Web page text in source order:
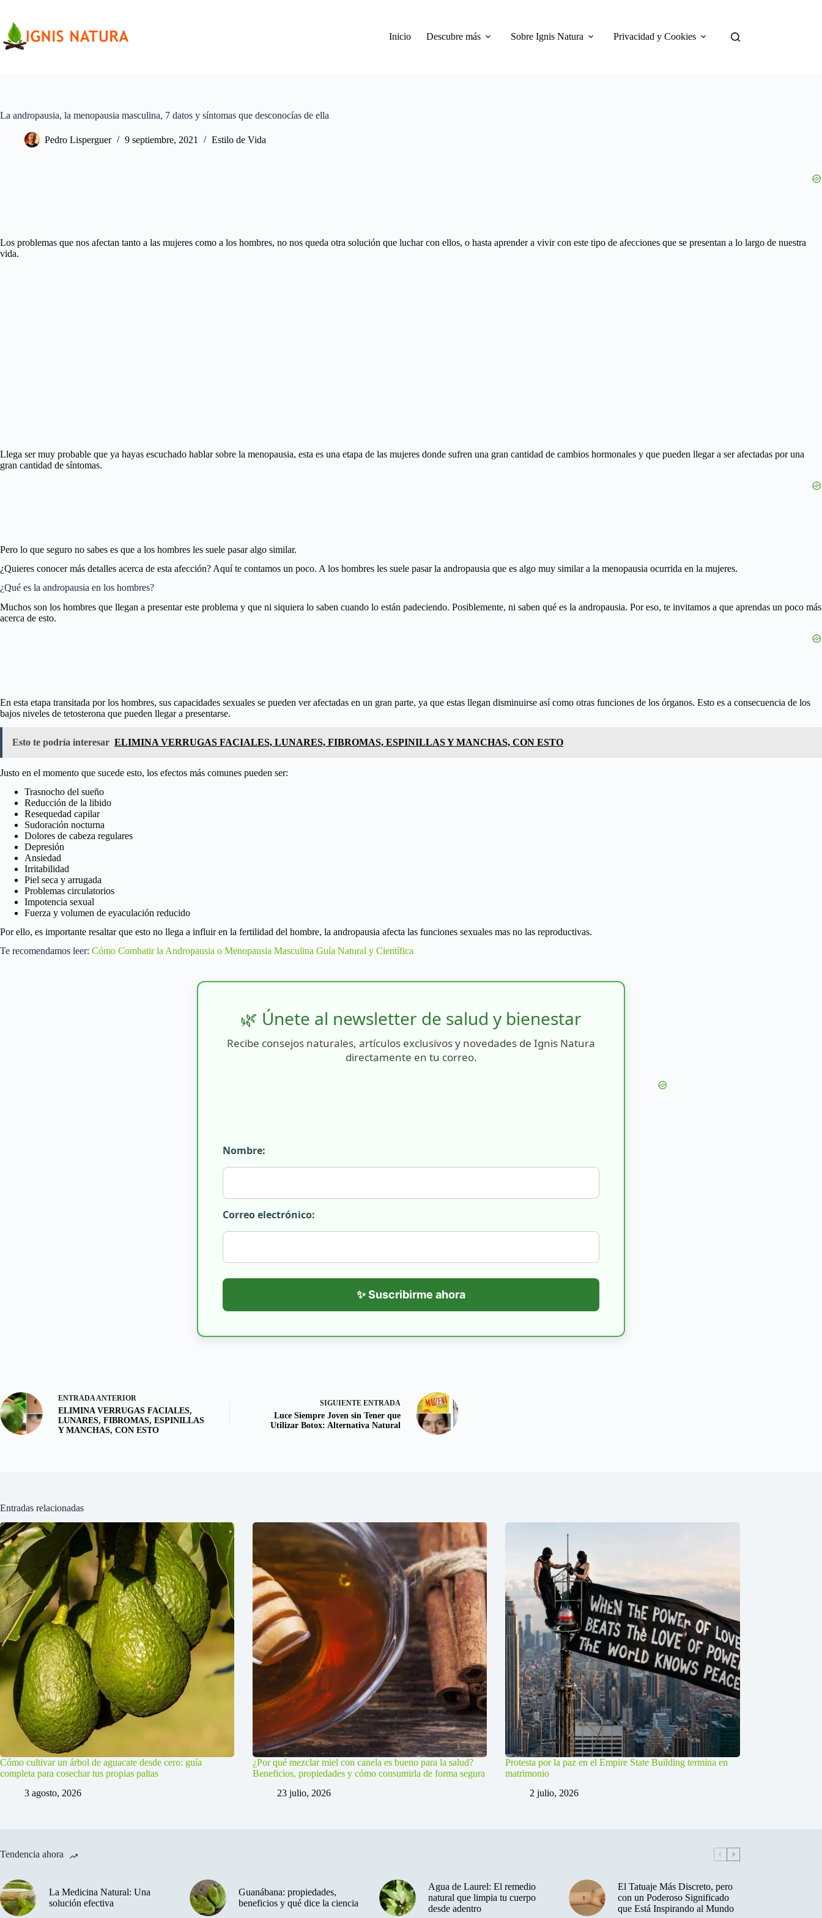
contenido
Inicio
Descubre más Sobre Ignis Natura Privacidad y Cookies
La andropausia, la menopausia masculina, 7 datos y síntomas que desconocías de ella
Pedro Lisperguer 9 septiembre, 2021 Estilo de Vida
Los problemas que nos afectan tanto a las mujeres como a los hombres, no nos queda otra solución que luchar con ellos, o hasta aprender a vivir con este tipo de afecciones que se presentan a lo largo de nuestra
vida.
Llega ser muy probable que ya hayas escuchado hablar sobre la menopausia, esta es una etapa de las mujeres donde sufren una gran cantidad de cambios hormonales y que pueden llegar a ser afectadas por una
gran cantidad de síntomas.
Pero lo que seguro no sabes es que a los hombres les suele pasar algo similar.
¿Quieres conocer más detalles acerca de esta afección? Aquí te contamos un poco. A los hombres les suele pasar la andropausia que es algo muy similar a la menopausia ocurrida en la mujeres.
¿Qué es la andropausia en los hombres?
Muchos son los hombres que llegan a presentar este problema y que ni siquiera lo saben cuando lo están padeciendo. Posiblemente, ni saben qué es la andropausia. Por eso, te invitamos a que aprendas un poco más
acerca de esto.
En esta etapa transitada por los hombres, sus capacidades sexuales se pueden ver afectadas en un gran parte, ya que estas llegan disminuirse así como otras funciones de los órganos. Esto es a consecuencia de los
bajos niveles de tetosterona que pueden llegar a presentarse.
Esto te podría interesar ELIMINA VERRUGAS FACIALES, LUNARES, FIBROMAS, ESPINILLAS Y MANCHAS, CON ESTO
Justo en el momento que sucede esto, los efectos más comunes pueden ser:
Trasnocho del sueño
Reducción de la libido
Resequedad capilar
Sudoración nocturna
Dolores de cabeza regulares
Depresión
Ansiedad
Irritabilidad
Piel seca y arrugada
Problemas circulatorios
Impotencia sexual
Fuerza y volumen de eyaculación reducido
Por ello, es importante resaltar que esto no llega a influir en la fertilidad del hombre, la andropausia afecta las funciones sexuales mas no las reproductivas.
Te recomendamos leer: Cómo Combatir la Andropausia o Menopausia Masculina Guía Natural y Científica
🌿 Únete al newsletter de salud y bienestar
Recibe consejos naturales, artículos exclusivos y novedades de Ignis Natura
directamente en tu correo.
Nombre:
Correo electrónico:
✨ Suscribirme ahora
ENTRADA ANTERIOR
ELIMINA VERRUGAS FACIALES,
LUNARES, FIBROMAS, ESPINILLAS
Y MANCHAS, CON ESTO
SIGUIENTE ENTRADA
Luce Siempre Joven sin Tener que
Utilizar Botox: Alternativa Natural
Entradas relacionadas
Cómo cultivar un árbol de aguacate desde cero: guía
completa para cosechar tus propias paltas
3 agosto, 2026
¿Por qué mezclar miel con canela es bueno para la salud?
Beneficios, propiedades y cómo consumirla de forma segura
23 julio, 2026
Protesta por la paz en el Empire State Building termina en
matrimonio
2 julio, 2026
Tendencia ahora
La Medicina Natural: Una
solución efectiva
Guanábana: propiedades,
beneficios y qué dice la ciencia
Agua de Laurel: El remedio
natural que limpia tu cuerpo
desde adentro
El Tatuaje Más Discreto, pero
con un Poderoso Significado
que Está Inspirando al Mundo